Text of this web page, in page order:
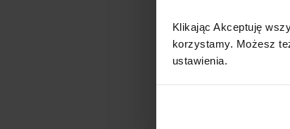
Klikając Akceptuję
korzystamy. Możesz
ustawienia.​ ​